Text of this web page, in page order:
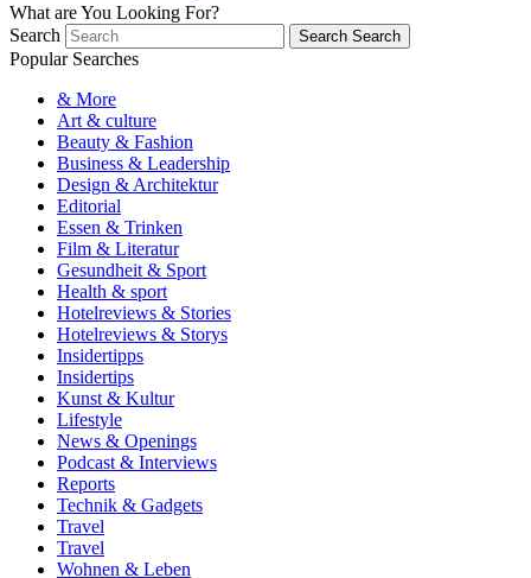
What are You Looking For?
Search
Search Search
Popular Searches
& More
Art & culture
Beauty & Fashion
Business & Leadership
Design & Architektur
Editorial
Essen & Trinken
Film & Literatur
Gesundheit & Sport
Health & sport
Hotelreviews & Stories
Hotelreviews & Storys
Insidertipps
Insidertips
Kunst & Kultur
Lifestyle
News & Openings
Podcast & Interviews
Reports
Technik & Gadgets
Travel
Travel
Wohnen & Leben